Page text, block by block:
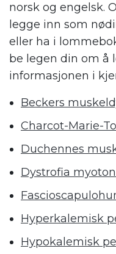
norsk og engelsk.
legge inn som
eller ha i
be legen din om å
informasjonen i
Beckers
Charcot-Marie-
Duchennes
Dystrofia
Hyperkalemisk
Hypokalemisk